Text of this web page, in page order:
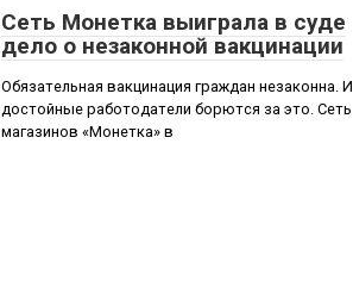
Сеть Монетка выиграла в суде
дело о незаконной вакцинации
Обязательная вакцинация граждан незаконна. И
достойные работодатели борются за это. Сеть
магазинов «Монетка» в